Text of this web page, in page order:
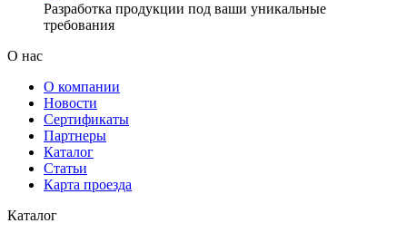
Разработка продукции под ваши уникальные
требования
О нас
О компании
Новости
Сертификаты
Партнеры
Каталог
Статьи
Карта проезда
Каталог